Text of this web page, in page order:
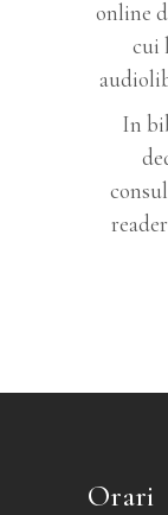
online
cui
In
Orari